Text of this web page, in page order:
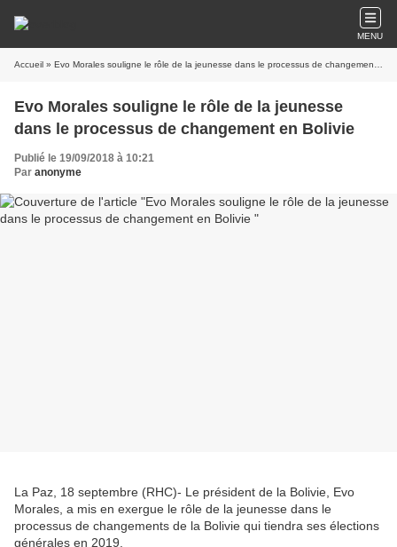
MENU
Accueil » Evo Morales souligne le rôle de la jeunesse dans le processus de changement en Bolivie
Evo Morales souligne le rôle de la jeunesse
dans le processus de changement en Bolivie
Publié le 19/09/2018 à 10:21
Par anonyme
La Paz, 18 septembre (RHC)- Le président de la Bolivie, Evo
Morales, a mis en exergue le rôle de la jeunesse dans le
processus de changements de la Bolivie qui tiendra ses élections
générales en 2019.